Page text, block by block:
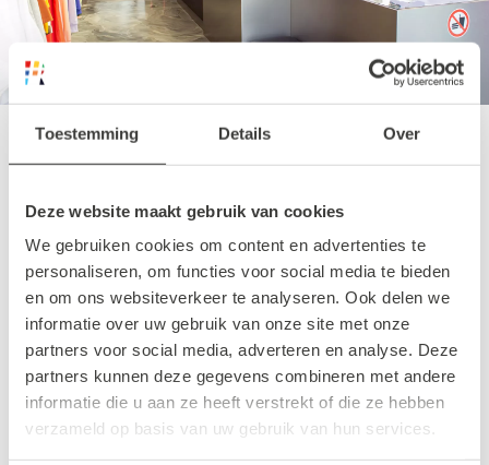
Toestemming Details Over
Deze website maakt gebruik van cookies
We gebruiken cookies om content en advertenties te
personaliseren, om functies voor social media te bieden
en om ons websiteverkeer te analyseren. Ook delen we
informatie over uw gebruik van onze site met onze
partners voor social media, adverteren en analyse. Deze
partners kunnen deze gegevens combineren met andere
informatie die u aan ze heeft verstrekt of die ze hebben
verzameld op basis van uw gebruik van hun services.
Sneaker- en kledingzaak WOEI is een mooi
voorbeeld van een pareltje dat is uitgegroeid
tot een gevestigde naam in de stad. Elke
Rotterdamse sneaker liefhebber zal hier dan
ook zeker voet binnen hebben gezet.